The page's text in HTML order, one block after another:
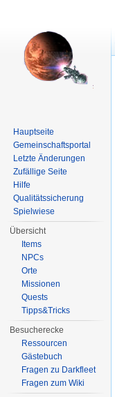
Hauptseite
Gemeinschaftsportal
Letzte Änderungen
Zufällige Seite
Hilfe
Qualitätssicherung
Spielwiese
Übersicht
Items
NPCs
Orte
Missionen
Quests
Tipps&Tricks
Besucherecke
Ressourcen
Gästebuch
Fragen zu Darkfleet
Fragen zum Wiki